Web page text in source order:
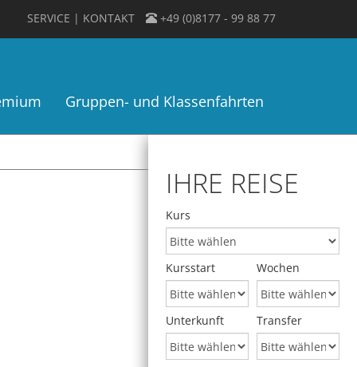
SERVICE KONTAKT +49 (0)8177 - 99 88 77
Gruppen- und Klassenfahrten
IHRE REISE
Kurs
Kursstart Wochen
Unterkunft Transfer